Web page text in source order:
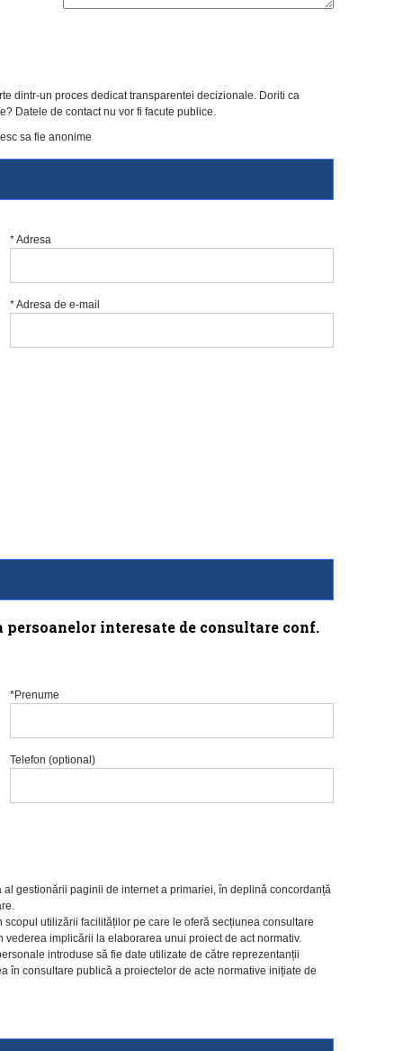
dintr-un proces dedicat transparentei decizionale. Doriti ca
Datele de contact nu vor fi facute publice.
sa fie anonime
* Adresa
* Adresa de e-mail
persoanelor interesate de consultare conf.
*Prenume
Telefon (optional)
gestionării paginii de internet a primariei, în deplină concordanță
utilizării facilităților pe care le oferă secțiunea consultare
implicării la elaborarea unui proiect de act normativ.
introduse să fie date utilizate de către reprezentanții
în consultare publică a proiectelor de acte normative inițiate de